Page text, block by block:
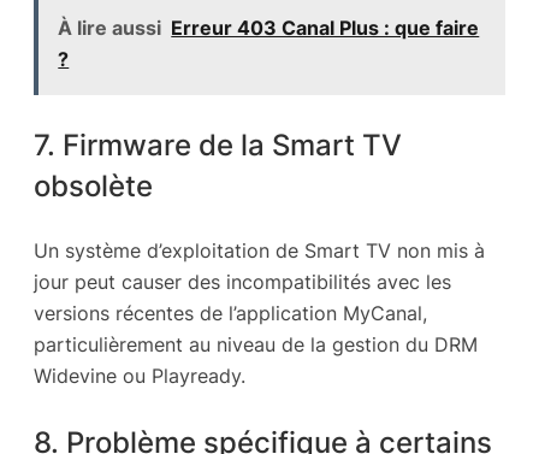
À lire aussi Erreur 403 Canal Plus : que faire
?
7. Firmware de la Smart TV
obsolète
Un système d’exploitation de Smart TV non mis à
jour peut causer des incompatibilités avec les
versions récentes de l’application MyCanal,
particulièrement au niveau de la gestion du DRM
Widevine ou Playready.
8. Problème spécifique à certains